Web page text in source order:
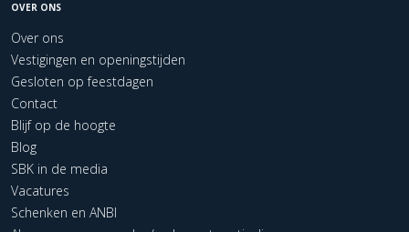
OVER ONS
Over ons
Vestigingen en openingstijden
Gesloten op feestdagen
Contact
Blijf op de hoogte
Blog
SBK in de media
Vacatures
Schenken en ANBI